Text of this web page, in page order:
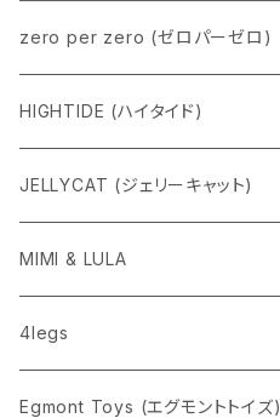
zero per zero (ゼロパーゼロ)
HIGHTIDE (ハイタイド)
ニューレトロ
penco
nahe
pppppins（ピーーーーンズ）
JELLYCAT (ジェリーキャット)
MIMI & LULA
4legs
Egmont Toys (エグモントトイズ)